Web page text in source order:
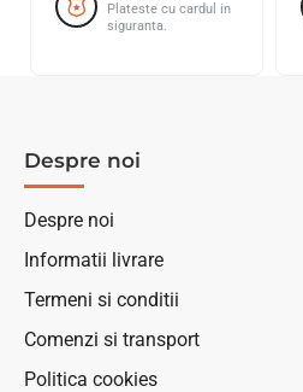
Plateste cu cardul in
siguranta.
Despre noi
Despre noi
Informatii livrare
Termeni si conditii
Comenzi si transport
Politica cookies